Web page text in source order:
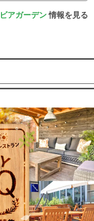
ビアガーデン情報を見る